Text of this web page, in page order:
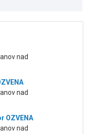
nad
nad
OZVENA
nad